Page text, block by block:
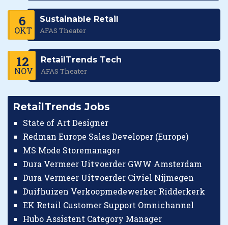
6
OKT
Sustainable Retail
AFAS Theater
12
NOV
RetailTrends Tech
AFAS Theater
RetailTrends Jobs
State of Art Designer
Redman Europe Sales Developer (Europe)
MS Mode Storemanager
Dura Vermeer Uitvoerder GWW Amsterdam
Dura Vermeer Uitvoerder Civiel Nijmegen
Duifhuizen Verkoopmedewerker Ridderkerk
EK Retail Customer Support Omnichannel
Hubo Assistent Category Manager